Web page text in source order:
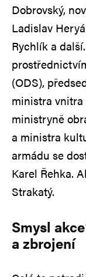
Dobrovský,
Ladislav
Rychlík a
(ODS),
ministra vnitra
ministryně
a ministra
armádu se
Karel Řehka.
Strakatý.
Smysl
a zbrojení